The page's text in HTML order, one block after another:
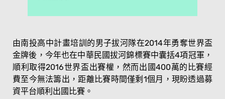
由南投高中計畫培訓的男子拔河隊在2014年勇奪世界盃
金牌後，今年也在中華民國拔河錦標賽中囊括4項冠軍，
順利取得2016世界盃出賽權，然而出國400萬的比賽經
費至今無法籌出，距離比賽時間僅剩1個月，現盼透過募
資平台順利出國比賽。